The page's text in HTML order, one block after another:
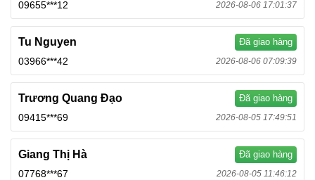
09655***12 2026-08-06 17:01:37
Tu Nguyen Đã giao hàng
03966***42 2026-08-06 07:09:39
Trương Quang Đạo Đã giao hàng
09415***69 2026-08-05 17:49:51
Giang Thị Hà Đã giao hàng
07768***67 2026-08-05 11:46:12